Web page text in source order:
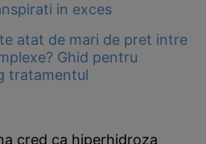
in exces
atat de mari de pret intre
Ghid pentru
tratamentul
cred ca hiperhidroza